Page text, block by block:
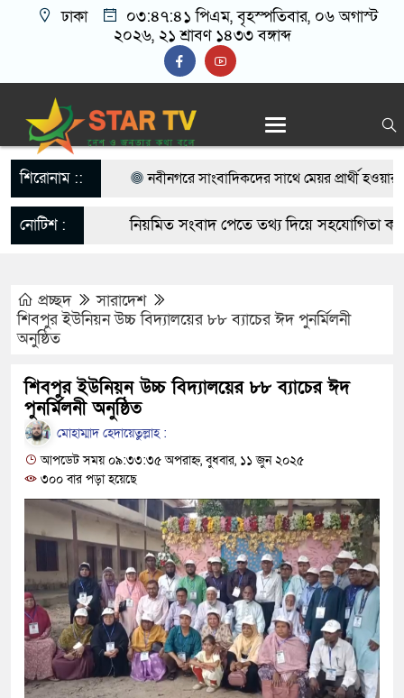
ঢাকা ০৩:৪৭:৪২ পিএম, বৃহস্পতিবার, ০৬ অগাস্ট
২০২৬, ২১ শ্রাবণ ১৪৩৩ বঙ্গাব্দ
শিরোনাম ::
নবীনগরে সাংবাদিকদের সাথে মেয়র প্রার্থী হওয়ার
বিএনপি নেতা মাসুদ রানা’র মতবিনিময়
আটক
নবীনগরে সন্ত্রাসীদের হামলায় র‍্যাবের ৩ সদস্য আহত,
নবীনগরের খাগাতুয়া গ্রামে তিন র‍্যাব সদস্য লাঞ্ছিত
নবীনগরে ভাইয়ের আঘাতে ভাইয়ের মৃত্যু; হত্যা
ছোট ভাই গ্রেফতার
নিয়োমিত অফিস করেন না নবীনগর পৌরসভার
নবীনগরে অটোরিকশা চালককে কুপিয়েছে সন্ত্রাসীরা
ঠিকাদারের হামলার শিকার প্রকৌশলী বদলি, ১৫
প্রধান আসামি
নবীনগরে ধান মাড়াই মেশিনে শ্রমিকের হাতের কবজি
নোটিশ :
নিয়মিত সংবাদ পেতে তথ্য দিয়ে সহযোগিতা
প্রচ্ছদ
সারাদেশ
শিবপুর ইউনিয়ন উচ্চ বিদ্যালয়ের ৮৮ ব্যাচের ঈদ পুনর্মিলনী
অনুষ্ঠিত
শিবপুর ইউনিয়ন উচ্চ বিদ্যালয়ের ৮৮ ব্যাচের ঈদ
পুনর্মিলনী অনুষ্ঠিত
মোহাম্মাদ হেদায়েতুল্লাহ :
আপডেট সময় ০৯:৩৩:৩৫ অপরাহ্ন, বুধবার, ১১ জুন ২০২৫
৩০০ বার পড়া হয়েছে